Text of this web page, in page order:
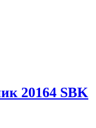
20164 SBK